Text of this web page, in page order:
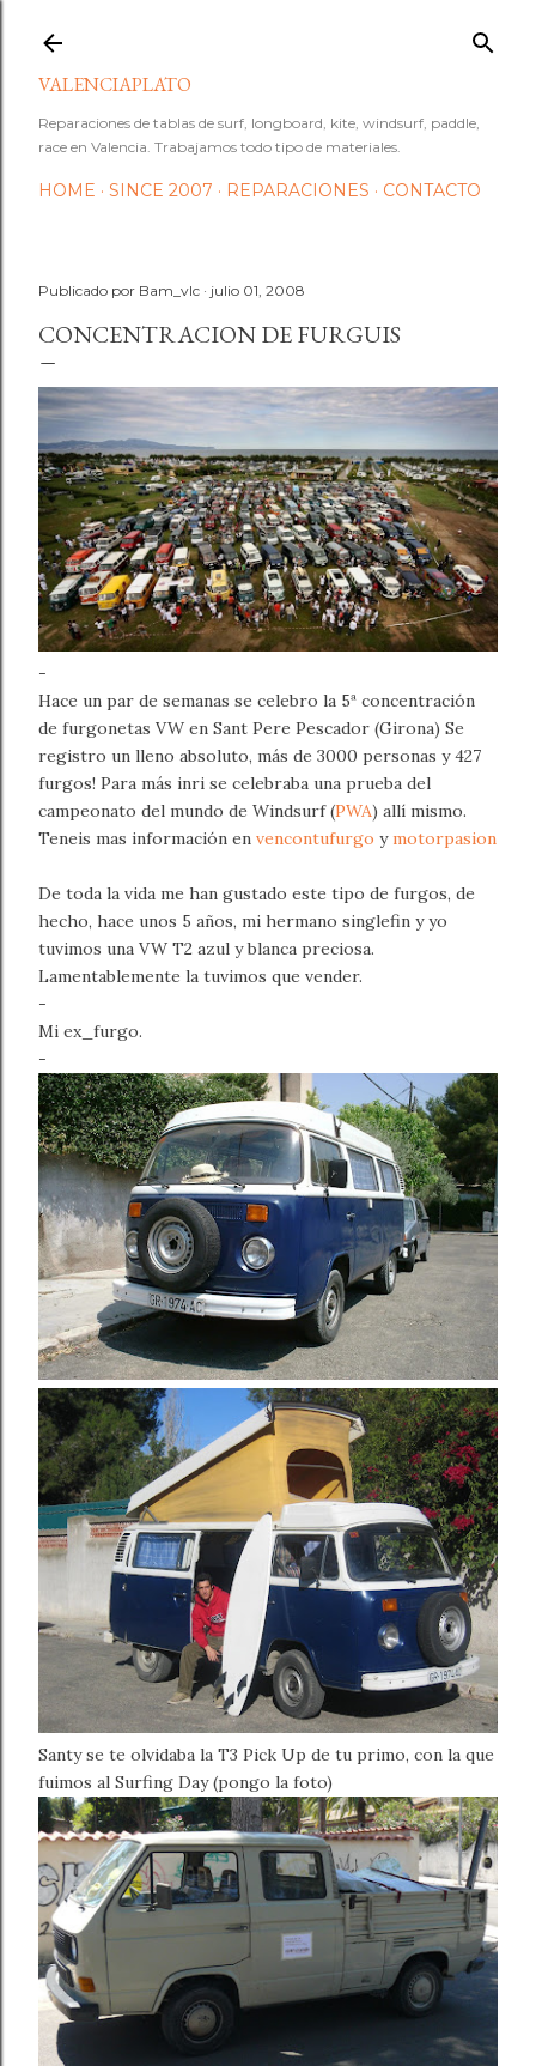
VALENCIAPLATO
Reparaciones de tablas de surf, longboard, kite, windsurf, paddle,
race en Valencia. Trabajamos todo tipo de materiales.
HOME SINCE 2007 REPARACIONES CONTACTO
Publicado por Bam_vlc julio 01, 2008
CONCENTRACION DE FURGUIS
-
Hace un par de semanas se celebro la 5ª concentración
de furgonetas VW en Sant Pere Pescador (Girona) Se
registro un lleno absoluto, más de 3000 personas y 427
furgos! Para más inri se celebraba una prueba del
campeonato del mundo de Windsurf (PWA) allí mismo.
Teneis mas información en vencontufurgo ymotorpasion
De toda la vida me han gustado este tipo de furgos, de
hecho, hace unos 5 años, mi hermano singlefin y yo
tuvimos una VW T2 azul y blanca preciosa.
Lamentablemente la tuvimos que vender.
-
Mi ex_furgo.
-
Santy se te olvidaba la T3 Pick Up de tu primo, con la que
fuimos al Surfing Day (pongo la foto)